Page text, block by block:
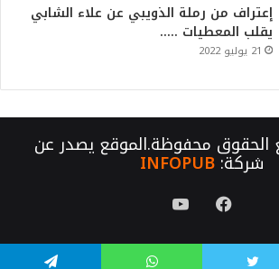
إعتراف من رملة الذويبي عن علاء الشابي
يقلب المعطيات …..
21 يوليو 2022
الحقوق محفوظة.الموقع يصدر عن
شركة:INFOPUB
فيسبوكيوتيوب